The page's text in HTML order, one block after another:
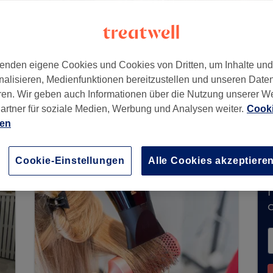
keine Buchungen über Treatwell
in Ihrer Nähe zu finden.
eigene Cookies und Cookies von Dritten, um Inhalte
Medienfunktionen bereitzustellen und unseren
Wir geben auch Informationen über die Nutzung unserer
für soziale Medien, Werbung und Analysen weiter.
Cookie-Einstellungen Alle Cookies